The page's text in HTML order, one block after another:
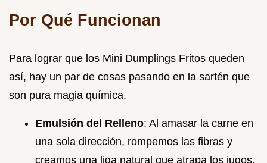
Por Qué Funcionan
Para lograr que los Mini Dumplings Fritos queden
así, hay un par de cosas pasando en la sartén que
son pura magia química.
Emulsión del Relleno: Al amasar la carne en
una sola dirección, rompemos las fibras y
creamos una liga natural que atrapa los jugos,